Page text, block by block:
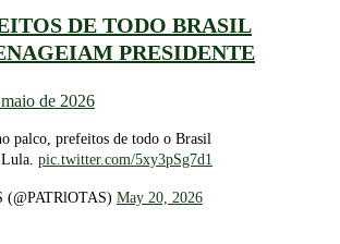
DE TODO BRASIL
PRESIDENTE
de 2026
palco, prefeitos de todo o Brasil
Lula. pic.twitter.com/5xy3pSg7d1
May 20, 2026